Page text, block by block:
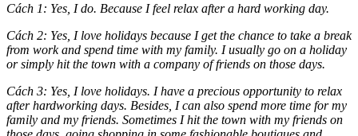
Cách 1: Yes, I do. Because I feel relax after a hard working day.
Cách 2: Yes, I love holidays because I get the chance to take a break
from work and spend time with my family. I usually go on a holiday
or simply hit the town with a company of friends on those days.
Cách 3: Yes, I love holidays. I have a precious opportunity to relax
after hardworking days. Besides, I can also spend more time for my
family and my friends. Sometimes I hit the town with my friends on